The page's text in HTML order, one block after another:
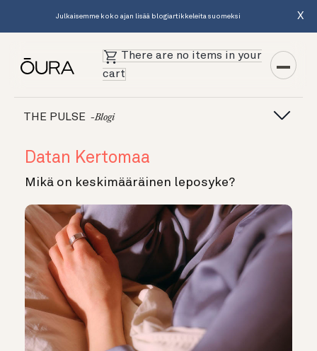
Julkaisemme koko ajan lisää blogiartikkeleita suomeksi X
There are no items in your
cart
THE PULSE -blogi
Datan Kertomaa
Mikä on keskimääräinen leposyke?